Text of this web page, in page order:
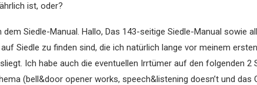
ist, oder?
dem Siedle-Manual. Hallo, Das 143-seitige Siedle-Manual sowie
Siedle zu finden sind, die ich natürlich lange vor meinem
Ich habe auch die eventuellen Irrtümer auf den folgenden 2
(bell&door opener works, speech&listening doesn’t und das